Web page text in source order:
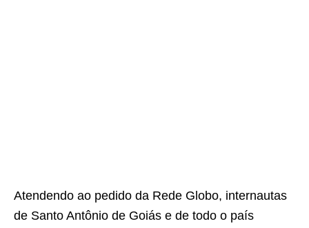
Atendendo ao pedido da Rede Globo, internautas
de Santo Antônio de Goiás e de todo o país